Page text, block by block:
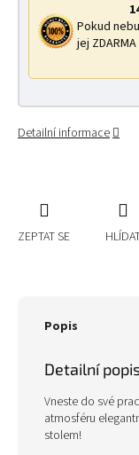
Pokud
jej
Detailní informace
ZEPTAT SE
Popis
Detailní
Vneste do své
atmosféru
stolem!